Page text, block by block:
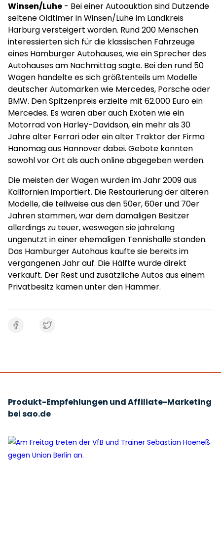
Winsen/Luhe - Bei einer Autoauktion sind Dutzende
seltene Oldtimer in Winsen/Luhe im Landkreis
Harburg versteigert worden. Rund 200 Menschen
interessierten sich für die klassischen Fahrzeuge
eines Hamburger Autohauses, wie ein Sprecher des
Autohauses am Nachmittag sagte. Bei den rund 50
Wagen handelte es sich größtenteils um Modelle
deutscher Automarken wie Mercedes, Porsche oder
BMW. Den Spitzenpreis erzielte mit 62.000 Euro ein
Mercedes. Es waren aber auch Exoten wie ein
Motorrad von Harley-Davidson, ein mehr als 30
Jahre alter Ferrari oder ein alter Traktor der Firma
Hanomag aus Hannover dabei. Gebote konnten
sowohl vor Ort als auch online abgegeben werden.
Die meisten der Wagen wurden im Jahr 2009 aus
Kalifornien importiert. Die Restaurierung der älteren
Modelle, die teilweise aus den 50er, 60er und 70er
Jahren stammen, war dem damaligen Besitzer
allerdings zu teuer, weswegen sie jahrelang
ungenutzt in einer ehemaligen Tennishalle standen.
Das Hamburger Autohaus kaufte sie bereits im
vergangenen Jahr auf. Die Hälfte wurde direkt
verkauft. Der Rest und zusätzliche Autos aus einem
Privatbesitz kamen unter den Hammer.
Produkt-Empfehlungen und Affiliate-Marketing
bei sao.de